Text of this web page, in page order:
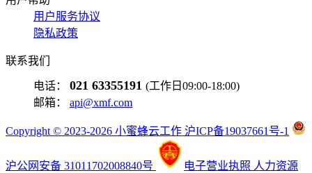
用户服务协议
隐私政策
联系我们
电话： 021 63355191 (工作日09:00-18:00)
邮箱： api@xmf.com
Copyright © 2023-2026 小蜜蜂云工作 沪ICP备19037661号-1
沪公网安备 31011702008840号 电子营业执照 人力资源